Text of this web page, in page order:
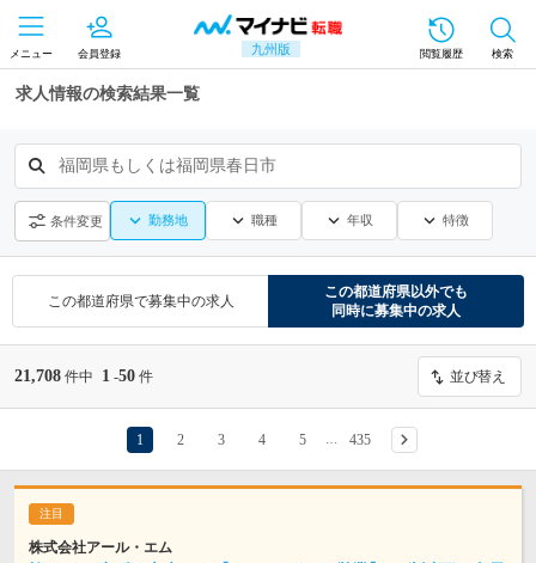
九州版
メニュー 会員登録 閲覧履歴 検索
求人情報の検索結果一覧
福岡県もしくは福岡県春日市
条件変更 勤務地 職種 年収 特徴
この都道府県で募集中の求人
この都道府県以外でも
同時に募集中の求人
21,708 件中 1 -50 件 並び替え
1 2 3 4 5 435
株式会社アール・エム